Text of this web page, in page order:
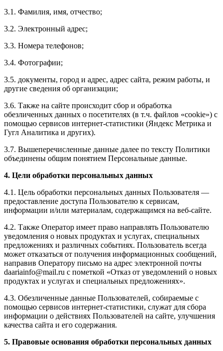
3.1. Фамилия, имя, отчество;
3.2. Электронный адрес;
3.3. Номера телефонов;
3.4. Фотографии;
3.5. документы, город и адрес, адрес сайта, режим работы, и
другие сведения об организации;
3.6. Также на сайте происходит сбор и обработка
обезличенных данных о посетителях (в т.ч. файлов «cookie») с
помощью сервисов интернет-статистики (Яндекс Метрика и
Гугл Аналитика и других).
3.7. Вышеперечисленные данные далее по тексту Политики
объединены общим понятием Персональные данные.
4. Цели обработки персональных данных
4.1. Цель обработки персональных данных Пользователя —
предоставление доступа Пользователю к сервисам,
информации и/или материалам, содержащимся на веб-сайте.
4.2. Также Оператор имеет право направлять Пользователю
уведомления о новых продуктах и услугах, специальных
предложениях и различных событиях. Пользователь всегда
может отказаться от получения информационных сообщений,
направив Оператору письмо на адрес электронной почты
daariainfo@mail.ru с пометкой «Отказ от уведомлений о новых
продуктах и услугах и специальных предложениях».
4.3. Обезличенные данные Пользователей, собираемые с
помощью сервисов интернет-статистики, служат для сбора
информации о действиях Пользователей на сайте, улучшения
качества сайта и его содержания.
5. Правовые основания обработки персональных данных